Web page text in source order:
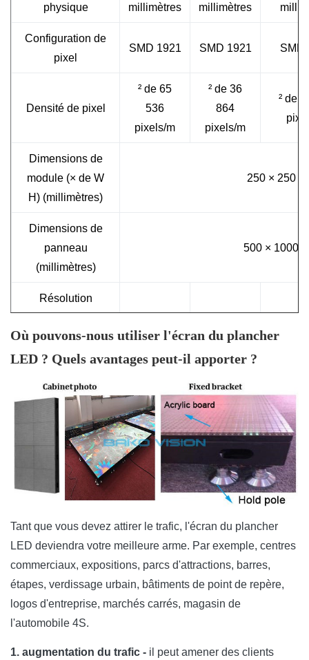
physique
millimètres
millimètres
Configuration de
pixel
SMD 1921 SMD 1921 SMD
Densité de pixel
² de 65
536
pixels/m
² de 36
864
pixels/m
² de
Dimensions de
module (× de W
H) (millimètres)
250 × 250
Dimensions de
panneau
(millimètres)
500 × 1000
Résolution
module (× de W
H)
Résolution
physique de
panneau (× de W
H)
128 x 256 96 x 192 80 x
Matériel de
panneau
Aluminium
Seul poids de
Cabinet
20
kg/panel
25
kg/panel
échelle de rayon bit 16
Couleurs
4 000 : 1
Où pouvons-nous utiliser l'écran du plancher
LED ? Quels avantages peut-il apporter ?
Tant que vous devez attirer le trafic, l'écran du plancher
LED deviendra votre meilleure arme. Par exemple, centres
commerciaux, expositions, parcs d'attractions, barres,
étapes, verdissage urbain, bâtiments de point de repère,
logos d'entreprise, marchés carrés, magasin de
l'automobile 4S.
1. augmentation du trafic - il peut amener des clients